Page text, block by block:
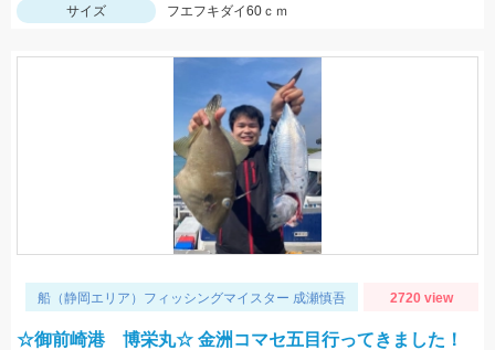
サイズ
フエフキダイ60ｃｍ
船（静岡エリア）フィッシングマイスター 成瀬慎吾 2720 view
☆御前崎港 博栄丸☆ 金洲コマセ五目行ってきました！